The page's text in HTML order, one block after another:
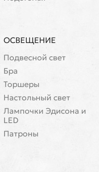
ОСВЕЩЕНИЕ
Подвесной свет
Бра
Торшеры
Настольный свет
Лампочки Эдисона и
LED
Патроны